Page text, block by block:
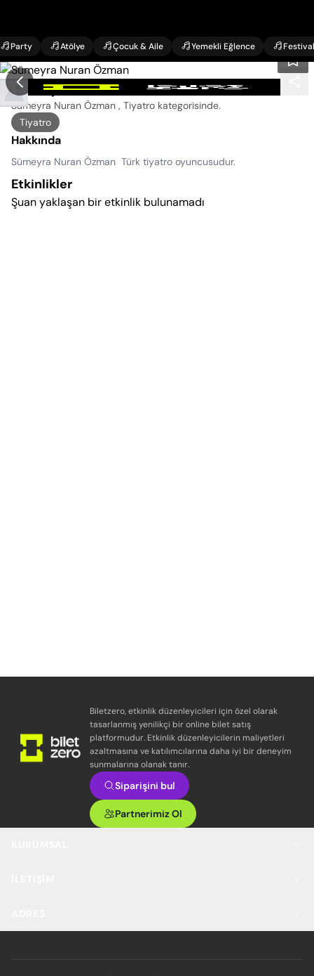
Party Atölye Çocuk & Aile Yemekli Eğlence Festival
Sümeyra Nuran Özman Etkinlikleri
Sümeyra Nuran Özman , Tiyatro kategorisinde.
Tiyatro
Hakkında
Sümeyra Nuran Özman Türk tiyatro oyuncusudur.
Etkinlikler
Şuan yaklaşan bir etkinlik bulunamadı
Biletzero, etkinlik düzenleyicileri için özel olarak
tasarlanmış yenilikçi bir online bilet satış
platformudur. Etkinlik düzenleyicilerin maliyetleri
azaltmasına ve katılımcılarına daha iyi bir deneyim
sunmalarına olanak tanır.
Siparişini bul
Partnerimiz Ol